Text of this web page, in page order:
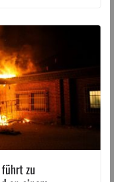
zu